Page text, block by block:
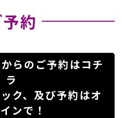
約
らのご予約はコチ
ラ
ク、及び予約はオ
ンで！